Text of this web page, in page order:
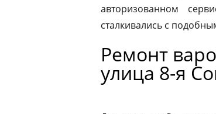
авторизованном
сталкивались с
Ремонт
улица 8-я